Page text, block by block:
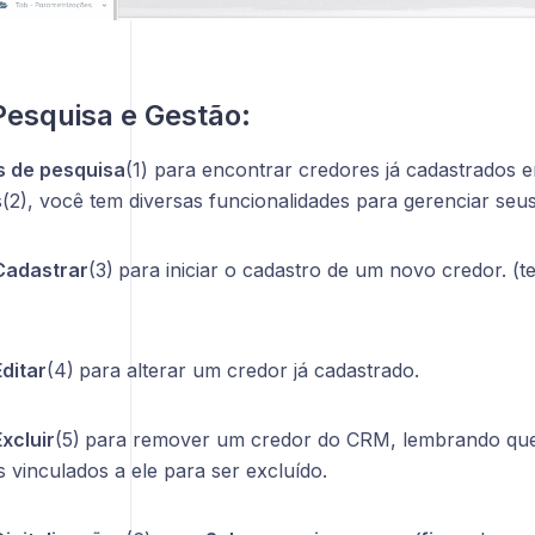
e Gestão:
de pesquisa(1) para encontrar credores já cadastrados
você tem diversas funcionalidades para gerenciar
(3) para iniciar o cadastro de um novo credor.
(4) para alterar um credor já cadastrado.
(5) para remover um credor do CRM, lembrando
vinculados a ele para ser excluído.